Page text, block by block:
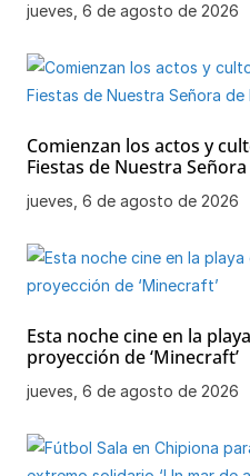
jueves, 6 de agosto de 2026
Comienzan los actos y
Fiestas de Nuestra Señora
jueves, 6 de agosto de 2026
Esta noche cine en la
proyección de ‘Minecraft’
jueves, 6 de agosto de 2026